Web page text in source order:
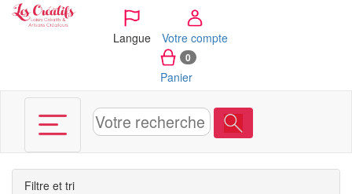
Langue Votre compte
0
Panier
Filtre et tri
Panneau de gestion des cookies